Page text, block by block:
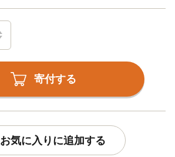
寄付する
お気に入りに追加する